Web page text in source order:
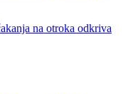
na otroka odkriva